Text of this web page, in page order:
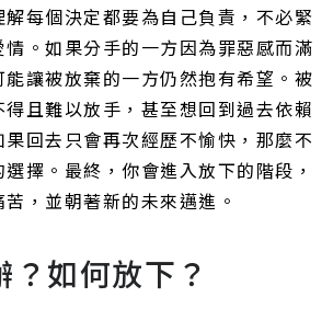
每個決定都要為自己負責，不必緊
。如果分手的一方因為罪惡感而滿
讓被放棄的一方仍然抱有希望。被
且難以放手，甚至想回到過去依賴
回去只會再次經歷不愉快，那麼不
擇。最終，你會進入放下的階段，
，並朝著新的未來邁進。
？如何放下？